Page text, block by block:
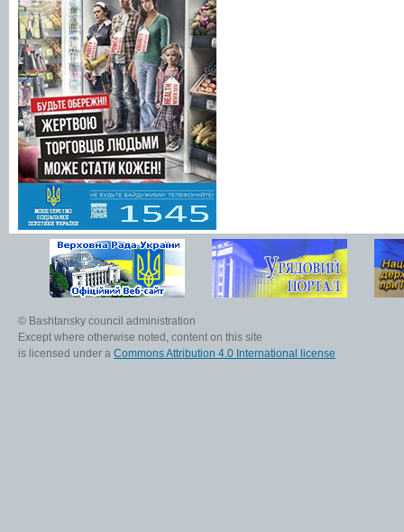
© Bashtansky council administration
Except where otherwise noted, content on this site
is licensed under a Commons Attribution 4.0 International license